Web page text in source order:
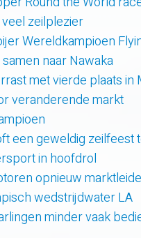
zeilplezier
Wereldkampioen
naar Nawaka
met vierde plaats in
veranderende markt
een geweldig zeilfeest
in hoofdrol
opnieuw
wedstrijdwater LA
minder vaak